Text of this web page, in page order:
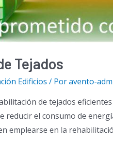
Tejados
Edificios / Poravento-
de tejados
reducir el consumo de
emplearse en la